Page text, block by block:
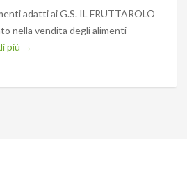
adatti ai G.S. IL FRUTTAROLO
nella vendita degli alimenti
più →